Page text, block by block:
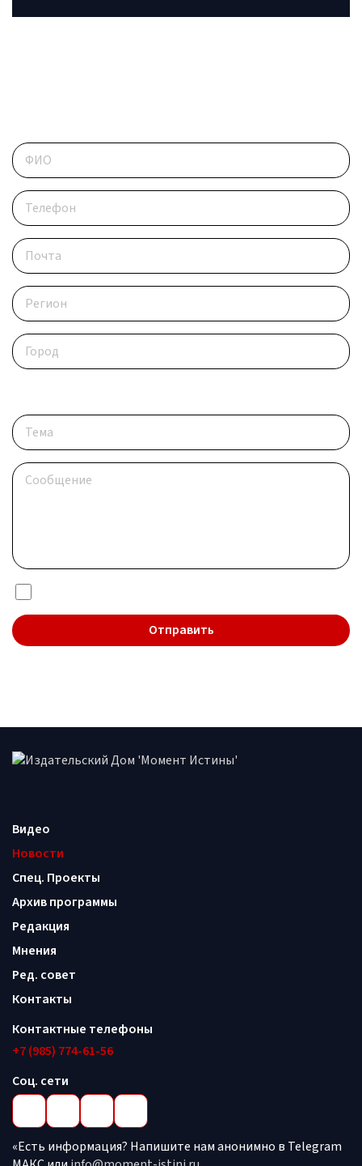
Видео
Новости
Спец. Проекты
Архив программы
Редакция
Мнения
Ред. совет
Контакты
Контактные телефоны
+7 (985) 774-61-56
Соц. сети
«Есть информация? Напишите нам анонимно в Telegram